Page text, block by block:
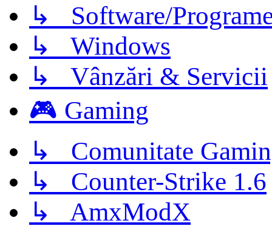
↳ Software/
↳ Windows
↳ Vânzări & Servicii
🎮 Gaming
↳ Comunitate
↳ Counter-Strike 1.6
↳ AmxModX